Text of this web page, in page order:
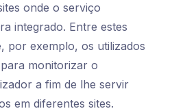
onde o serviço
integrado. Entre estes
por exemplo, os utilizados
monitorizar o
a fim de lhe servir
em diferentes sites.